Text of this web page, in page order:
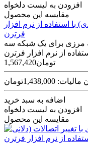
افزودن به لیست دلخواه
مقایسه این محصول
با استفاده از نرم افزار
فرترن
مرزی برای یک شبکه سه
1,567,420تومان
1,438,000تومان
اضافه به سبد خرید
افزودن به لیست دلخواه
مقایسه این محصول